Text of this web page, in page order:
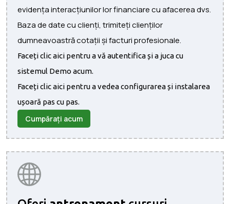
evidența interacțiunilor lor financiare cu afacerea dvs.
Baza de date cu clienți, trimiteți clienților
dumneavoastră cotații și facturi profesionale.
Faceți clic aici pentru a vă autentifica și a juca cu
sistemul Demo acum.
Faceți clic aici pentru a vedea configurarea și instalarea
ușoară pas cu pas.
Cumpărați acum